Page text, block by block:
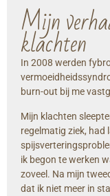
Mijn
klachten
In 2008 werden
burn-out bij me
Mijn klachten
regelmatig ziek, had
ik begon te werken
zoveel. Na mijn
dat ik niet meer in